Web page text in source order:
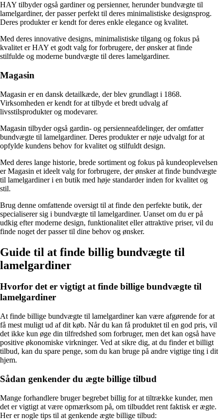
HAY tilbyder også gardiner og persienner, herunder bundvægte til
lamelgardiner, der passer perfekt til deres minimalistiske designsprog.
Deres produkter er kendt for deres enkle elegance og kvalitet.
Med deres innovative designs, minimalistiske tilgang og fokus på
kvalitet er HAY et godt valg for forbrugere, der ønsker at finde
stilfulde og moderne bundvægte til deres lamelgardiner.
Magasin
Magasin er en dansk detailkæde, der blev grundlagt i 1868.
Virksomheden er kendt for at tilbyde et bredt udvalg af
livsstilsprodukter og modevarer.
Magasin tilbyder også gardin- og persienneafdelinger, der omfatter
bundvægte til lamelgardiner. Deres produkter er nøje udvalgt for at
opfylde kundens behov for kvalitet og stilfuldt design.
Med deres lange historie, brede sortiment og fokus på kundeoplevelsen
er Magasin et ideelt valg for forbrugere, der ønsker at finde bundvægte
til lamelgardiner i en butik med høje standarder inden for kvalitet og
stil.
Brug denne omfattende oversigt til at finde den perfekte butik, der
specialiserer sig i bundvægte til lamelgardiner. Uanset om du er på
udkig efter moderne design, funktionalitet eller attraktive priser, vil du
finde noget der passer til dine behov og ønsker.
Guide til at finde billig bundvægte til
lamelgardiner
Hvorfor det er vigtigt at finde billige bundvægte til
lamelgardiner
At finde billige bundvægte til lamelgardiner kan være afgørende for at
få mest muligt ud af dit køb. Når du kan få produktet til en god pris, vil
det ikke kun øge din tilfredshed som forbruger, men det kan også have
positive økonomiske virkninger. Ved at sikre dig, at du finder et billigt
tilbud, kan du spare penge, som du kan bruge på andre vigtige ting i dit
hjem.
Sådan genkender du ægte billige tilbud
Mange forhandlere bruger begrebet billig for at tiltrække kunder, men
det er vigtigt at være opmærksom på, om tilbuddet rent faktisk er ægte.
Her er nogle tips til at genkende ægte billige tilbud: